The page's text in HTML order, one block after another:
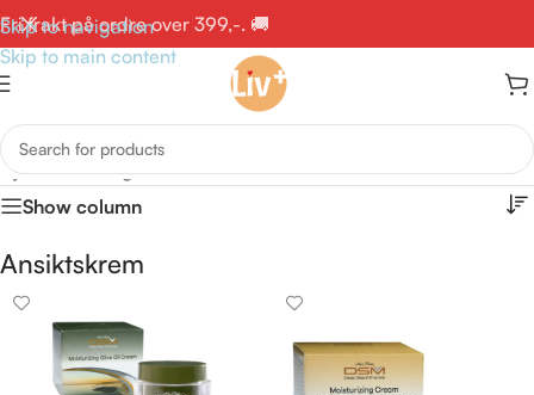
Skip to navigation
Skip to main content
Fri frakt på ordre over 399,-. 🚚
Hjem/Ansikt og hals/Ansiktskrem
Show column
Ansiktskrem